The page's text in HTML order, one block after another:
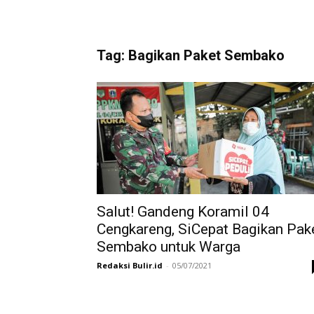
Tag: Bagikan Paket Sembako
Salut! Gandeng Koramil 04
Cengkareng, SiCepat Bagikan
Sembako untuk Warga
Redaksi Bulir.id - 05/07/2021